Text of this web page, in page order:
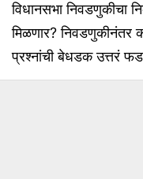
विधानसभा निवडणुकीचा
मिळणार? निवडणुकीनंतर
प्रश्नांची बेधडक उत्तरं